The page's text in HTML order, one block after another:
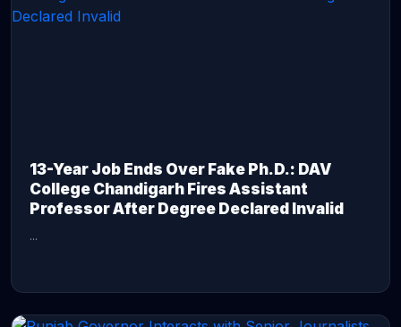
13-Year Job Ends Over Fake Ph.D.: DAV
College Chandigarh Fires Assistant
Professor After Degree Declared Invalid
...